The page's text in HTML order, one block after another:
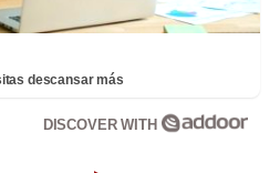
descansar más
DISCOVER WITH